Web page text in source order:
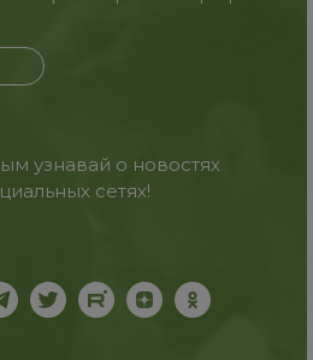
узнавай о новостях
сетях!